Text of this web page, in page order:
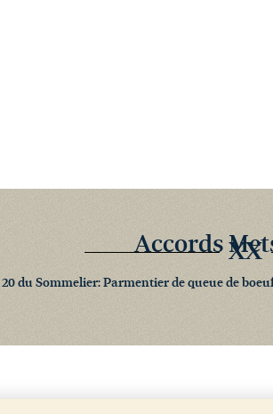
Accords XX
du Sommelier: Parmentier de queue de